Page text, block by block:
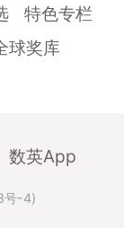
特色专栏
球奖库
数英App
号-4)